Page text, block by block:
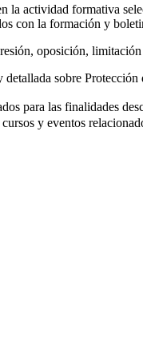
la actividad formativa
con la formación y
oposición,
sobre Protección
para las finalidades
y eventos